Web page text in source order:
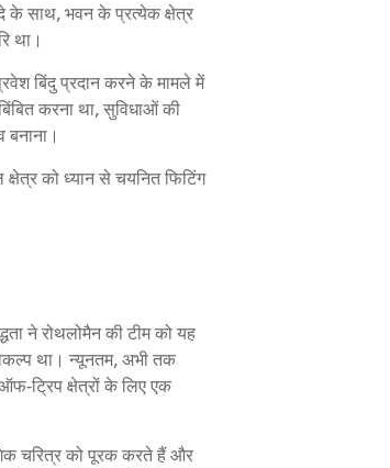
के साथ, भवन के प्रत्येक क्षेत्र
था।
बिंदु प्रदान करने के मामले में
करना था, सुविधाओं की
को ध्यान से चयनित फिटिंग
ने रोथलोमैन की टीम को यह
था। न्यूनतम, अभी तक
ट्रिप क्षेत्रों के लिए एक
चरित्र को पूरक करते हैं और